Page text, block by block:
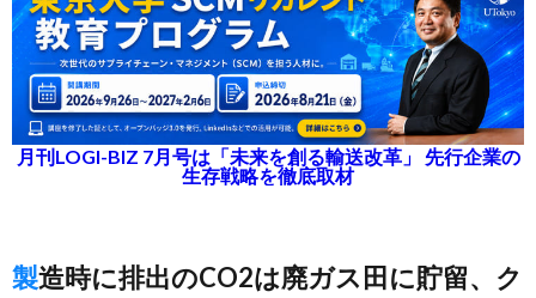
月刊LOGI-BIZ 7月号は「未来を創る輸送改革」 先行企業の
生存戦略を徹底取材
製造時に排出のCO2は廃ガス田に貯留、ク